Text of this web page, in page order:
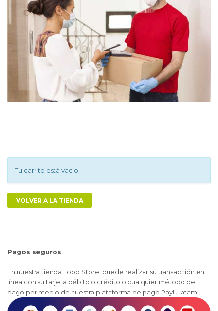
Tu carrito está vacío.
VOLVER A LA TIENDA
Pagos seguros
En nuestra tienda Loop Store puede realizar su transacción en
línea con su tarjeta débito o crédito o cualquier método de
pago por medio de nuestra plataforma de pago PayU latam.